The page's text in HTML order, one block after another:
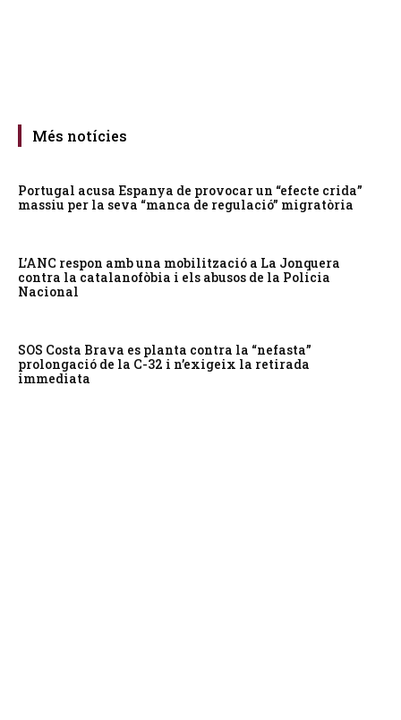
Més notícies
Portugal acusa Espanya de provocar un “efecte crida”
massiu per la seva “manca de regulació” migratòria
L’ANC respon amb una mobilització a La Jonquera
contra la catalanofòbia i els abusos de la Policia
Nacional
SOS Costa Brava es planta contra la “nefasta”
prolongació de la C-32 i n’exigeix la retirada
immediata